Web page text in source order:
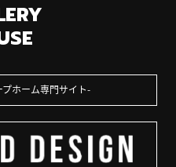
ホーム専門サイト